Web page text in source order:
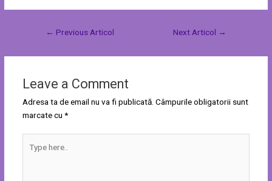
← Previous Articol Next Articol →
Leave a Comment
Adresa ta de email nu va fi publicată. Câmpurile obligatorii sunt
marcate cu *
here..